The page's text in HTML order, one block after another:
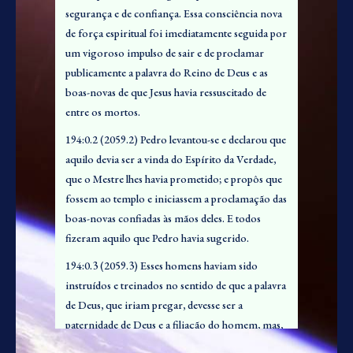
começaram a pregar a nova mensagem de um
Messias ressuscitado. E todos os discípulos
estavam igualmente conscientes de terem
recebido alguma nova dotação espiritual de
discernimento e poder.
quando Pedro se levantou naquele mesmo lugar
onde o seu Mestre havia ensinado pela última vez
neste templo, e fez aquele apelo apaixonado que
resultou na conquista de mais de duas mil almas.
O Mestre havia partido, mas de repente
descobriram que esta história sobre ele tinha
grande poder entre o povo. Não é de admirar
que tenham sido levados à proclamação adicional
daquilo que justificava a sua antiga devoção a
Jesus e ao mesmo tempo obrigava os homens a
acreditar nele. Seis dos apóstolos participaram
opportunity to express their feelings of triumph
over the forces which had sought to destroy their
Master and end the influence of his teachings. At
such a time as this it was easier to remember their
personal association with Jesus and to be thrilled
with the assurance that the Master still lived, that
promised.
194:0.6 (2059.6) These believers felt themselves
suddenly translated into another world, a new
existence of joy, power, and glory. The Master had
194:0.7 (2059.7) And when all of this is taken into
consideration, it is not difficult to understand
segurança e de confiança. Essa consciência nova
de força espiritual foi imediatamente seguida por
um vigoroso impulso de sair e de proclamar
publicamente a palavra do Reino de Deus e as
boas-novas de que Jesus havia ressuscitado de
entre os mortos.
194:0.2 (2059.2) Pedro levantou-se e declarou que
aquilo devia ser a vinda do Espírito da Verdade,
que o Mestre lhes havia prometido; e propôs que
fossem ao templo e iniciassem a proclamação das
boas-novas confiadas às mãos deles. E todos
fizeram aquilo que Pedro havia sugerido.
194:0.3 (2059.3) Esses homens haviam sido
instruídos e treinados no sentido de que a palavra
de Deus, que iriam pregar, devesse ser a
paternidade de Deus e a filiação do homem, mas,
exatamente nesse momento de êxtase espiritual e